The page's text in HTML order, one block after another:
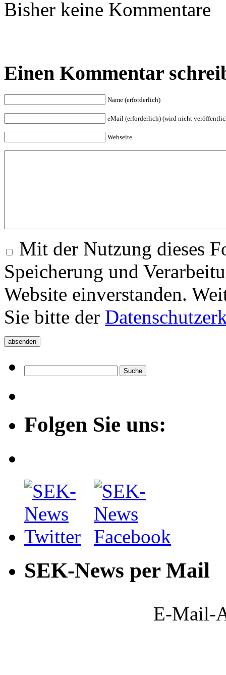
Bisher keine Kommentare
Einen Kommentar
Name (erforderlich)
eMail (erforderlich) (wird nicht
Webseite
Mit der Nutzung dieses
Speicherung und
Website einverstanden.
Sie bitte der
Folgen Sie uns:
SEK-News per Mail
E-Mail-